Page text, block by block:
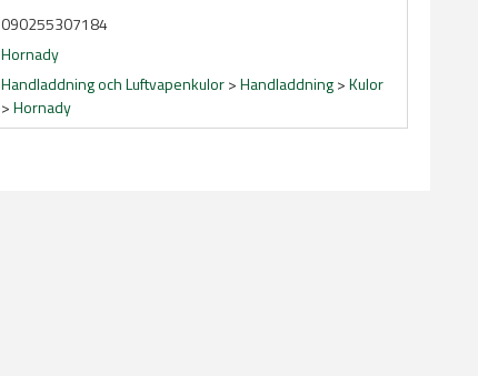
090255307184
Hornady
Handladdning och Luftvapenkulor>Handladdning>Kulor
>Hornady